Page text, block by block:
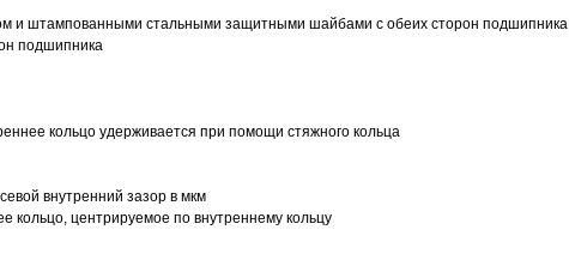
и штампованными стальными защитными шайбами с обеих сторон подшипника
подшипника
кольцо удерживается при помощи стяжного кольца
внутренний зазор в мкм
кольцо, центрируемое по внутреннему кольцу